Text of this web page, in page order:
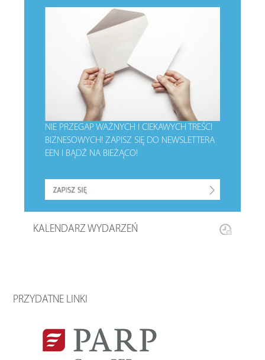
NIE PRZEGAP WAŻNYCH I CIEKAWYCH TREŚCI
BIZNESOWYCH!ZAPISZ SIĘ DO NEWSLETTERA
EEN I BĄDŹ NA BIEŻĄCO!
KALENDARZ WYDARZEŃ
PRZYDATNE LINKI